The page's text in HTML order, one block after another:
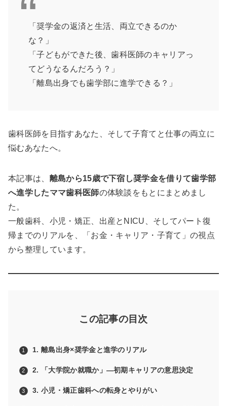
「奨学金の返済と生活、両立できるのか
な？」
「子どもができた後、歯科医師のキャリアっ
てどうなるんだろう？」
「離島出身でも歯学部に進学できる？」
歯科医師を目指すあなた、そして子育てと仕事の両立に
悩むあなたへ。
本記事は、 離島から15歳で下宿し奨学金を借りて歯学部
へ進学したママ歯科医師の体験談をもとにまとめまし
た。
一般歯科、小児・矯正、出産とNICU、そしてパート復
帰までのリアルを、「お金・キャリア・子育て」の視点
から整理しています。
この記事の目次
1. 離島出身×奨学金と進学のリアル
2. 「大学院か就職か」—初期キャリアの意思決定
3. 小児・矯正歯科への転身とやりがい